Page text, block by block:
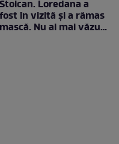
Stoican. Loredana a
fost în vizită și a rămas
mască. Nu ai mai văzut